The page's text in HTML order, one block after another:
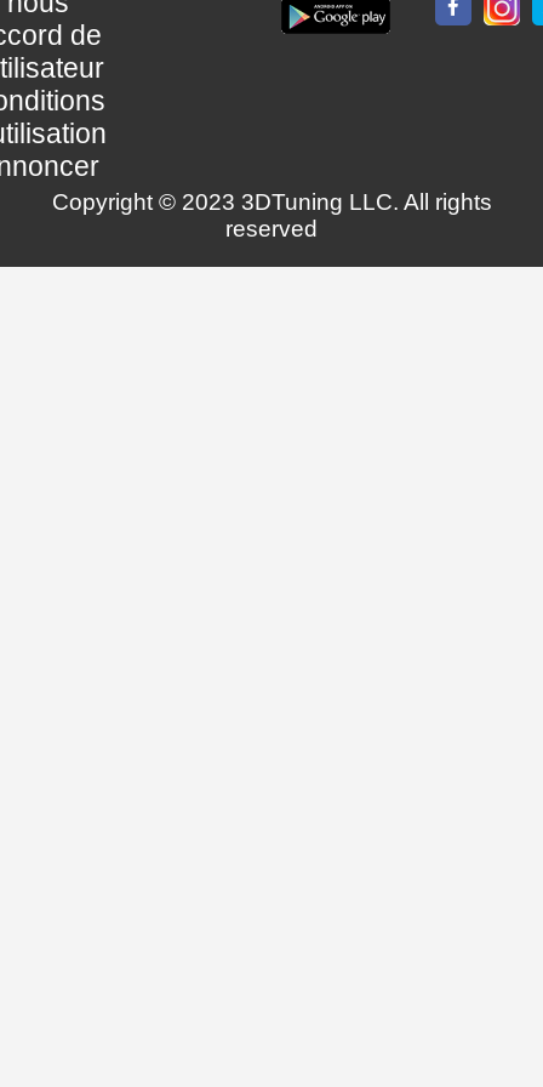
de
Copyright © 2023 3DTuning LLC. All rights
reserved